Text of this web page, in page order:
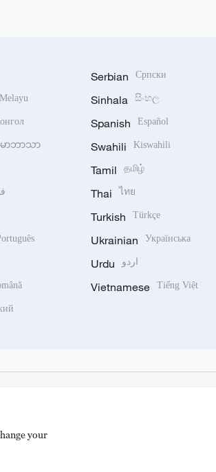
မာဘာသာ
Serbian Српски
Sinhala සිංහල
Spanish Español
Swahili Kiswahili
Tamil தமிழ்
Thai ไทย
Turkish Türkçe
Ukrainian Українська
Urdu اردو
Vietnamese Tiếng Việt
your